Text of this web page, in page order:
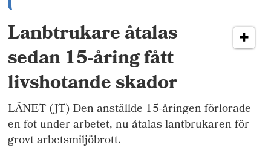
Lanbtrukare åtalas
sedan 15-åring fått
livshotande skador
LÄNET (JT) Den anställde 15-åringen förlorade
en fot under arbetet, nu åtalas lantbrukaren för
grovt arbetsmiljöbrott.